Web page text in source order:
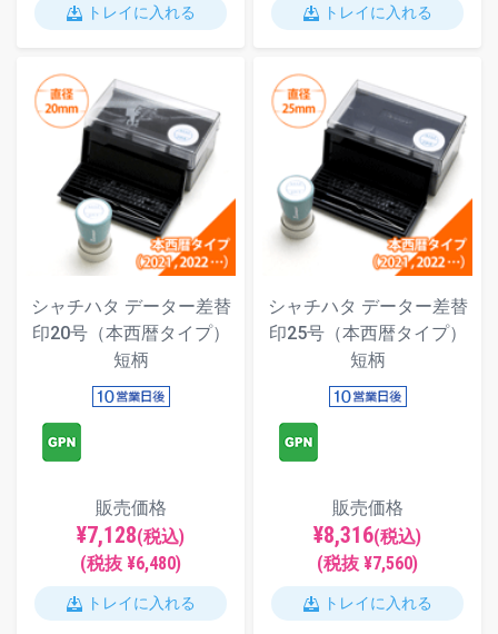
トレイに入れる トレイに入れる
シャチハタ データー差替
印20号（本西暦タイプ）
短柄
販売価格
¥7,128(税込)
(税抜 ¥6,480)
トレイに入れる
シャチハタ データー差替
印25号（本西暦タイプ）
短柄
販売価格
¥8,316(税込)
(税抜 ¥7,560)
トレイに入れる